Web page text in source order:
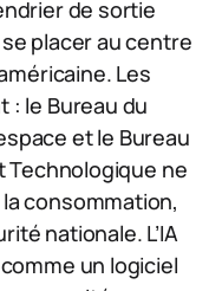
de sortie
placer au centre
Les
: le Bureau du
et le Bureau
Technologique ne
consommation,
nationale. L’IA
un logiciel